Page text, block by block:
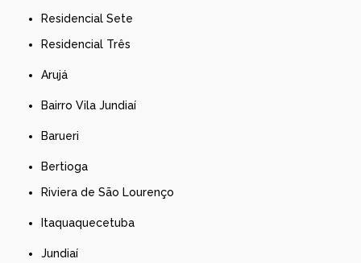
Residencial Sete
Residencial Três
Arujá
Bairro Vila Jundiaí
Barueri
Bertioga
Riviera de São Lourenço
Itaquaquecetuba
Jundiaí